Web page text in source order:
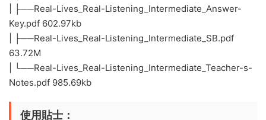
| ├──Real-Lives_Real-Listening_Intermediate_Answer-
Key.pdf 602.97kb
| ├──Real-Lives_Real-Listening_Intermediate_SB.pdf
63.72M
| └──Real-Lives_Real-Listening_Intermediate_Teacher-s-
Notes.pdf 985.69kb
使用貼士​ ​：